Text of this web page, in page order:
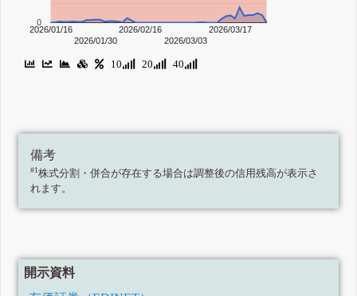
2026/01/16
2026/01/30
2026/02/16
2026/03/03
2026/03/17
0
10 20 40
備考
#1株式分割・併合が存在する場合は調整後の信用残高が表示さ
れます。
開示資料